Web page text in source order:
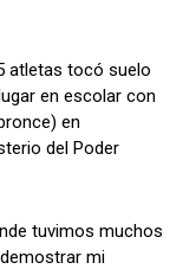
atletas tocó suelo
en escolar con
en
del Poder
tuvimos muchos
mi